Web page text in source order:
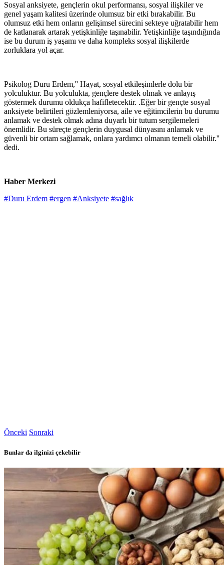
Sosyal anksiyete, gençlerin okul performansı, sosyal ilişkiler ve
genel yaşam kalitesi üzerinde olumsuz bir etki bırakabilir. Bu
olumsuz etki hem onların gelişimsel sürecini sekteye uğratabilir hem
de katlanarak artarak yetişkinliğe taşınabilir. Yetişkinliğe taşındığında
ise bu durum iş yaşamı ve daha kompleks sosyal ilişkilerde
zorluklara yol açar.
Psikolog Duru Erdem,'' Hayat, sosyal etkileşimlerle dolu bir
yolculuktur. Bu yolculukta, gençlere destek olmak ve anlayış
göstermek durumu oldukça hafifletecektir. .Eğer bir gençte sosyal
anksiyete belirtileri gözlemleniyorsa, aile ve eğitimcilerin bu durumu
anlamak ve destek olmak adına duyarlı bir tutum sergilemeleri
önemlidir. Bu süreçte gençlerin duygusal dünyasını anlamak ve
güvenli bir ortam sağlamak, onlara yardımcı olmanın temeli olabilir.''
dedi.
Haber Merkezi
#Duru Erdem #ergen #Anksiyete #sağlık
Önceki Sonraki
Bunlar da ilginizi çekebilir